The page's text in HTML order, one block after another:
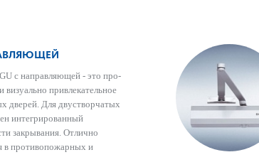
с направляющей - это про­
визуально привле­к­ательное
дверей. Для двустворчатых
интегрированный
закрывания. Отлично
в против­опожарных и